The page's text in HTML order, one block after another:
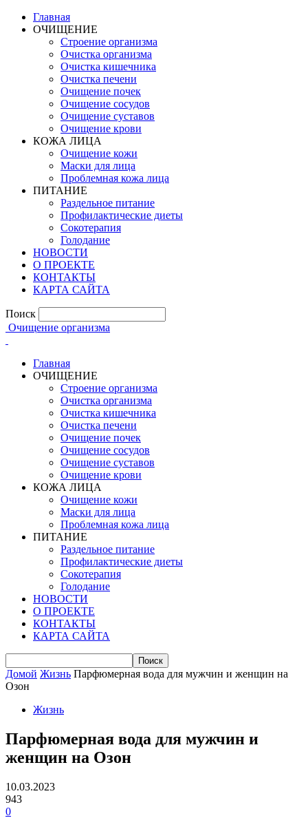
Главная
ОЧИЩЕНИЕ
Строение организма
Очистка организма
Очистка кишечника
Очистка печени
Очищение почек
Очищение сосудов
Очищение суставов
Очищение крови
КОЖА ЛИЦА
Очищение кожи
Маски для лица
Проблемная кожа лица
ПИТАНИЕ
Раздельное питание
Профилактические диеты
Сокотерапия
Голодание
НОВОСТИ
О ПРОЕКТЕ
КОНТАКТЫ
КАРТА САЙТА
Поиск
Очищение организма
Главная
ОЧИЩЕНИЕ
Строение организма
Очистка организма
Очистка кишечника
Очистка печени
Очищение почек
Очищение сосудов
Очищение суставов
Очищение крови
КОЖА ЛИЦА
Очищение кожи
Маски для лица
Проблемная кожа лица
ПИТАНИЕ
Раздельное питание
Профилактические диеты
Сокотерапия
Голодание
НОВОСТИ
О ПРОЕКТЕ
КОНТАКТЫ
КАРТА САЙТА
Домой Жизнь Парфюмерная вода для мужчин и женщин на
Озон
Жизнь
Парфюмерная вода для мужчин и
женщин на Озон
10.03.2023
943
0